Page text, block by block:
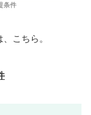
条件
こちら。